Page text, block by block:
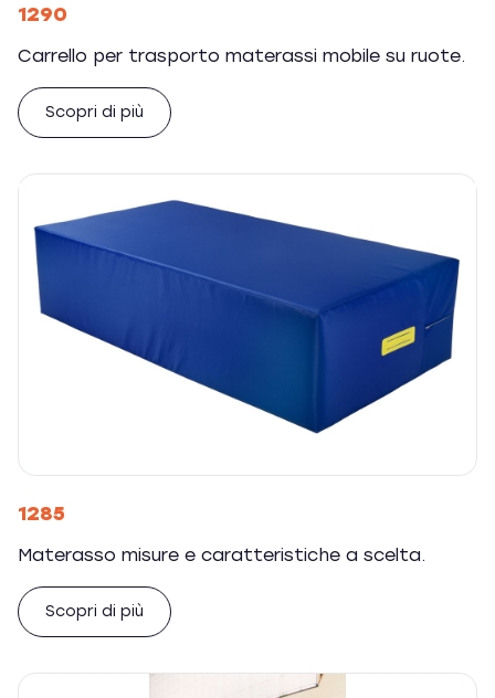
1290
Carrello per trasporto materassi mobile su ruote.
Scopri di più
1285
Materasso misure e caratteristiche a scelta.
Scopri di più